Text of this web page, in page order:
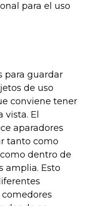
para el uso
para guardar
de uso
conviene tener
vista. El
aparadores
tanto como
dentro de
amplia. Esto